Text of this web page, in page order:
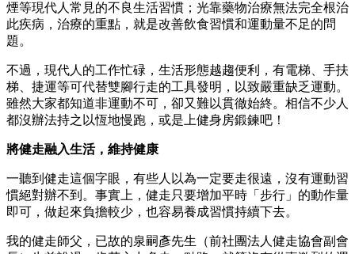
煙等現代人常見的不良生活習慣；光靠藥物治療無法完全根治
此疾病，治療的重點，就是改善飲食習慣和運動量不足的問
題。
不過，現代人的工作忙碌，生活形態越趨便利，有電梯、手扶
梯、捷運等可代替雙腳行走的工具發明，以致嚴重缺乏運動。
雖然大家都知道非運動不可，卻又難以貫徹始終。相信不少人
都沒辦法持之以恆地慢跑，或是上健身房鍛鍊吧！
將健走融入生活，維持健康
一聽到健走這個字眼，有些人以為一定要走很遠，沒有運動習
慣絕對辦不到。事實上，健走只要增加平時「步行」的動作量
即可，做起來負擔較少，也容易養成習慣持續下去。
我的健走師父，已故的泉嗣彥先生（前社團法人健走協會副會